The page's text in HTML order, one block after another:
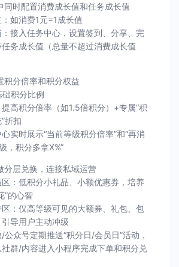
同时配置消费成长值和任务成长值
如消费1元=1成长值
接入任务中心，设置签到、分享、完
务成长值（总量不超过消费成长值
积分倍率和积分权益
础积分比例
高积分倍率（如1.5倍积分）+专属“积
折扣
实时展示“当前等级积分倍率”和“再消
，积分多拿X%”
分层兑换，连接私域运营
：低积分小礼品、小额优惠券，培养
”的心智
：仅高等级可见的大额券、礼包、包
导用户主动冲级
公众号定期推送“积分日/会员日”活动，
群/内容进入小程序完成下单和积分兑